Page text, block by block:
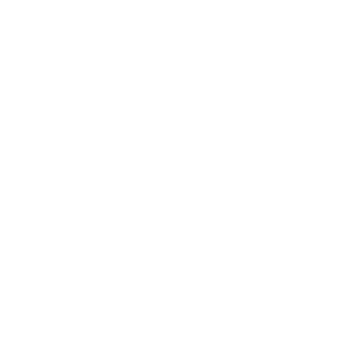
Website verhalten,
ist es, Anzeigen
für Herausgeber und
zugeordnet wurden.